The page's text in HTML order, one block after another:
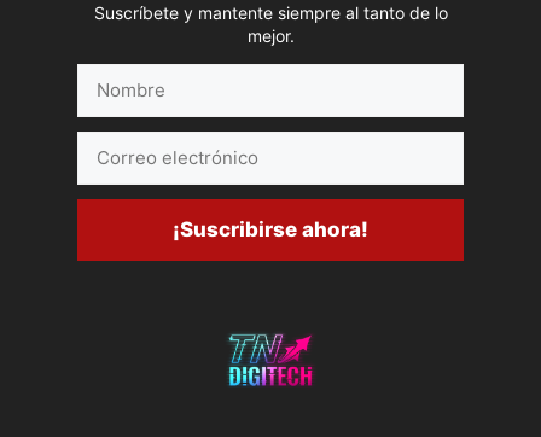
Suscríbete y mantente siempre al tanto de lo
mejor.
electrónico
¡Suscribirse ahora!